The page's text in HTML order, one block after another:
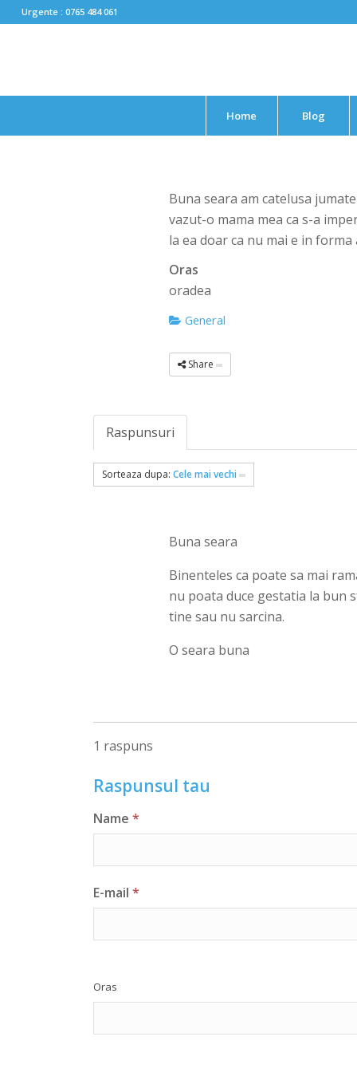
Urgente : 0765 484 061
Home Blog
Buna seara am catelusa
vazut-o mama mea ca s-a
la ea doar ca nu mai e in
Oras
oradea
General
Share
Raspunsuri
Sorteaza dupa:Cele mai vechi
Buna seara
Binenteles ca poate sa mai
nu poata duce gestatia la bun
tine sau nu sarcina.
O seara buna
1 raspuns
Raspunsul tau
Name *
E-mail *
Oras